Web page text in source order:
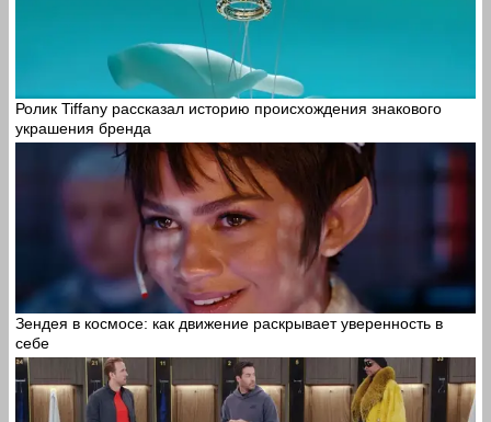
Ролик Tiffany рассказал историю происхождения знакового
украшения бренда
Зендея в космосе: как движение раскрывает уверенность в
себе